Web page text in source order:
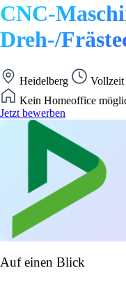
CNC-
Dreh-/
Heidelberg Vollzeit
Kein Homeoffice
Jetzt bewerben
Auf einen Blick